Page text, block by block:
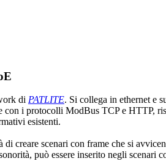
di PATLITE. Si collega in ethernet e
con i protocolli ModBus TCP e HTTP,
esistenti.
creare scenari con frame che si
può essere inserito negli scenari